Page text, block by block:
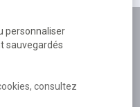
personnaliser
sauvegardés
consultez